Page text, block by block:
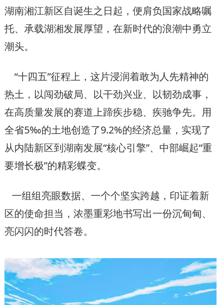
湖南湘江新区自诞生之日起，便肩负国家战略嘱
托、承载湖湘发展厚望，在新时代的浪潮中勇立
潮头。
“十四五”征程上，这片浸润着敢为人先精神的
热土，以闯劲破局、以干劲兴业、以韧劲成事，
在高质量发展的赛道上蹄疾步稳、疾驰争先。用
全省5‰的土地创造了9.2%的经济总量，实现了
从内陆新区到湖南发展“核心引擎”、中部崛起“重
要增长极”的精彩蝶变。
一组组亮眼数据、一个个坚实跨越，印证着新
区的使命担当，浓墨重彩地书写出一份沉甸甸、
亮闪闪的时代答卷。